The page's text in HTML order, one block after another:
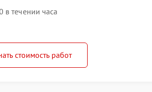
течении часа
стоимость работ